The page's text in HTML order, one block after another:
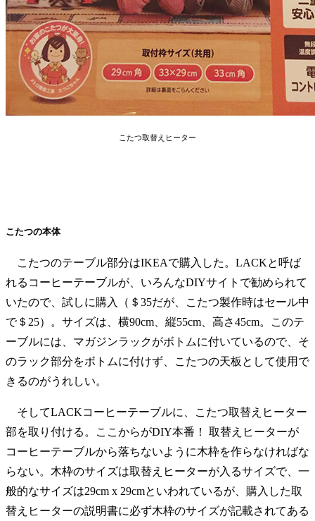
こたつ取替えヒーター
こたつの本体
こたつのテーブル部分はIKEAで購入した。LACKと呼ば
れるコーヒーテーブルが、いろんなDIYサイトで勧められて
いたので、試しに購入（＄35だが、こたつ製作時はセール中
で＄25）。サイズは、横90cm、縦55cm、高さ45cm。このテ
ーブルには、マガジンラックがボトムに付いているので、そ
のラック部分をボトムに付けず、こたつの天板として使用で
きるのがうれしい。
そしてLACKコーヒーテーブルに、こたつ取替えヒーター
部を取り付ける。ここからがDIY本番！ 取替えヒーターが
コーヒーテーブルから落ちないように木枠を作らなければな
らない。木枠のサイズは取替えヒーターが入るサイズで、一
般的なサイズは29cm x 29cmといわれているが、購入した取
替えヒーターの説明書に必ず木枠のサイズが記載されてある